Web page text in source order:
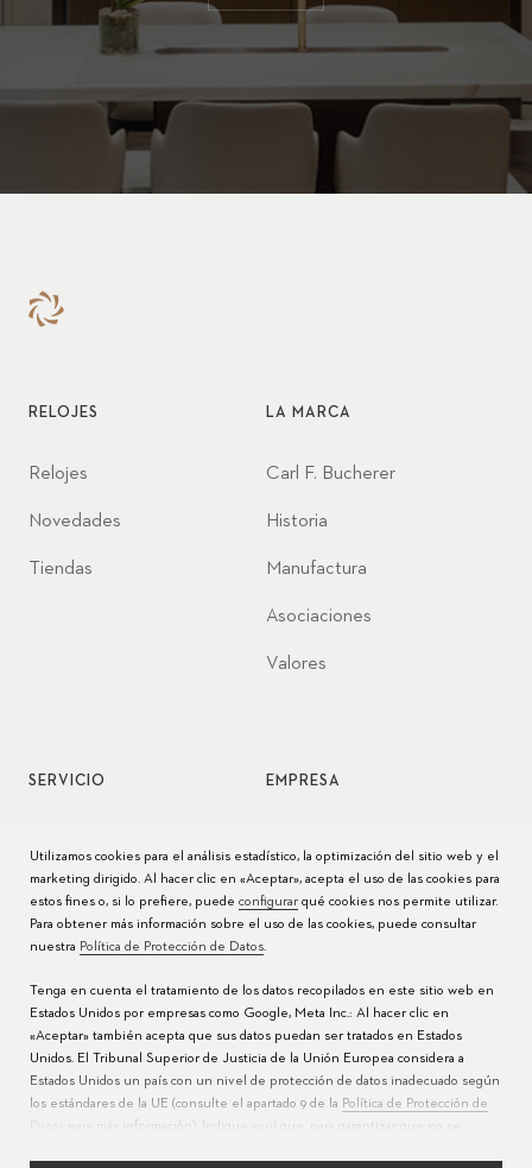
RELOJES
Relojes
Novedades
Tiendas
LA MARCA
Carl F. Bucherer
Historia
Manufactura
Asociaciones
Valores
SERVICIO
Cuidado del reloj
Manuales
Preguntas frecuentes
Centros de servicio
EMPRESA
Prensa
Utilizamos cookies para el análisis estadístico, la optimización del sitio web y el
marketing dirigido. Al hacer clic en «Aceptar», acepta el uso de las cookies para
estos fines o, si lo prefiere, puede configurarqué cookies nos permite utilizar.
Para obtener más información sobre el uso de las cookies, puede consultar
nuestra Política de Protección de Datos.
Tenga en cuenta el tratamiento de los datos recopilados en este sitio web en
Estados Unidos por empresas como Google, Meta Inc.: Al hacer clic en
«Aceptar» también acepta que sus datos puedan ser tratados en Estados
Unidos. El Tribunal Superior de Justicia de la Unión Europea considera a
Estados Unidos un país con un nivel de protección de datos inadecuado según
los estándares de la UE (consulte el apartado 9 de la Política de Protección de
para más información). Indique